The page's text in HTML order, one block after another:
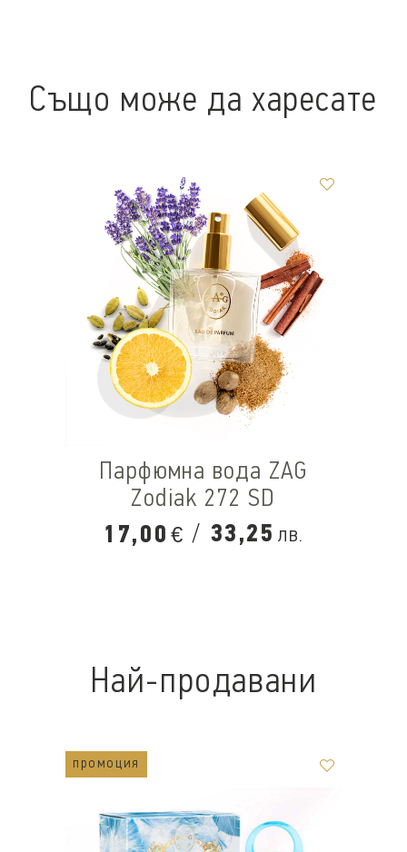
Също може да харесате
Парфюмна вода ZAG
Zodiak 272 SD
17,00 € / 33,25 лв.
Най-продавани
промоция